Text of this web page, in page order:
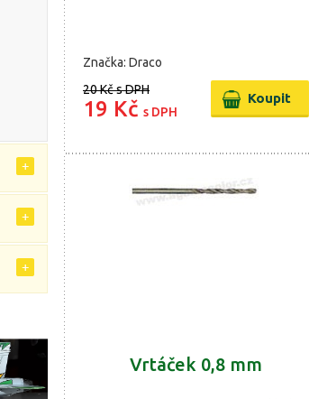
Značka: Draco
20 Kčs DPH
19 Kč s DPH
Vrtáček 0,8 mm